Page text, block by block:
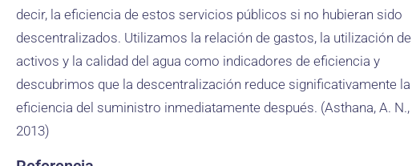
decir, la eficiencia de estos servicios públicos si no hubieran sido
descentralizados. Utilizamos la relación de gastos, la utilización de
activos y la calidad del agua como indicadores de eficiencia y
descubrimos que la descentralización reduce significativamente la
eficiencia del suministro inmediatamente después. (Asthana, A. N.,
2013)